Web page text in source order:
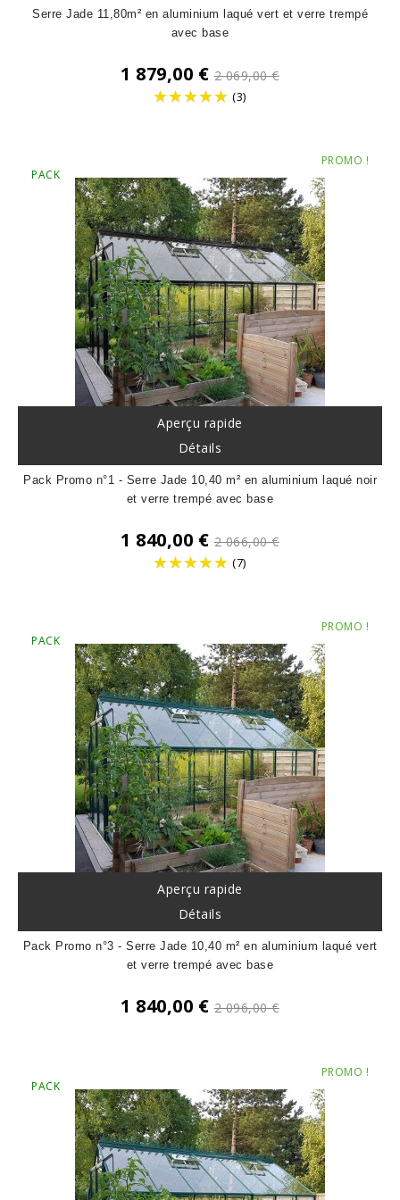
Serre Jade 11,80m² en aluminium laqué vert et verre trempé
avec base
1 879,00 €Prix
de
2 069,00 €
(3)
PROMO !
PACK
Aperçu rapide
Détails
Pack Promo n°1 - Serre Jade 10,40 m² en aluminium laqué noir
et verre trempé avec base
1 840,00 €Prix
de
2 066,00 €
(7)
PROMO !
PACK
Aperçu rapide
Détails
Pack Promo n°3 - Serre Jade 10,40 m² en aluminium laqué vert
et verre trempé avec base
1 840,00 €Prix
2 096,00 €
PROMO !
PACK